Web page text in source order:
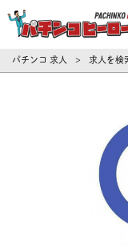
パチンコ 求人 > 求人を検